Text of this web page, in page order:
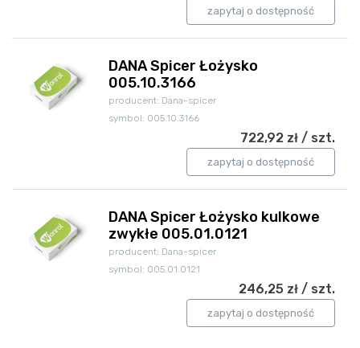
zapytaj o dostępność
DANA Spicer Łożysko
005.10.3166
producent: Dana-spicer
symbol: 005.10.3166
722,92 zł / szt.
zapytaj o dostępność
DANA Spicer Łożysko kulkowe
zwykłe 005.01.0121
producent: Dana-spicer
symbol: 005.01.0121
246,25 zł / szt.
zapytaj o dostępność